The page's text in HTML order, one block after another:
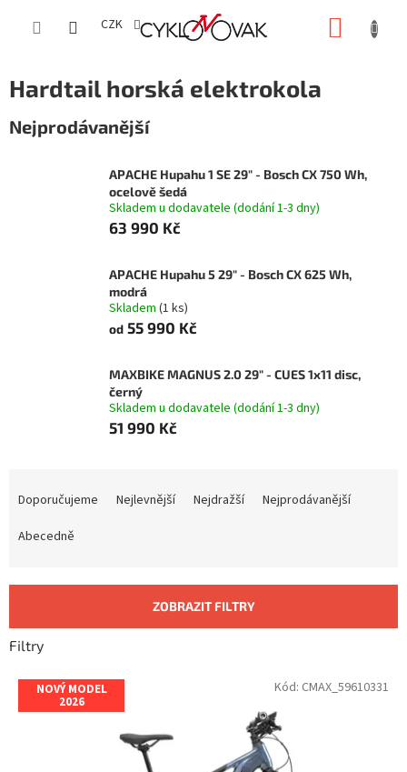
CZK
Hardtail horská elektrokola
Nejprodávanější
APACHE Hupahu 1 SE 29" - Bosch CX 750 Wh,
ocelově šedá
Skladem u dodavatele (dodání 1-3 dny)
63 990 Kč
APACHE Hupahu 5 29" - Bosch CX 625 Wh,
modrá
Skladem (1 ks)
od 55 990 Kč
MAXBIKE MAGNUS 2.0 29" - CUES 1x11 disc,
černý
Skladem u dodavatele (dodání 1-3 dny)
51 990 Kč
o
d
u
Doporučujeme Nejlevnější Nejdražší
Nejprodávanější
Abecedně
ZOBRAZIT FILTRY
Filtry
V
p
NOVÝ MODEL
2026
Kód: CMAX_59610331